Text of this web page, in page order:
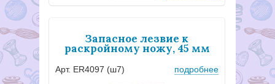
Запасное лезвие к
раскройному ножу, 45 мм
Арт. ER4097 (ш7) подробнее